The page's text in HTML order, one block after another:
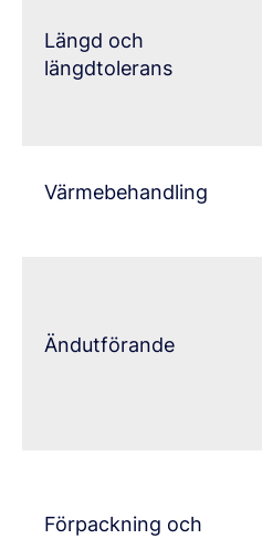
Längd och
längdtolerans
Värmebehandling
Ändutförande
Förpackning och